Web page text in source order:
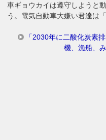
車ギョウカイは遵守しようと
う。電気自動車大嫌い君達は
「2030年に二酸化炭素
機、漁船、